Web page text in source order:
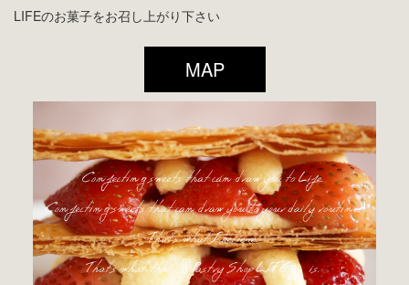
LIFEのお菓子をお召し上がり下さい
MAP